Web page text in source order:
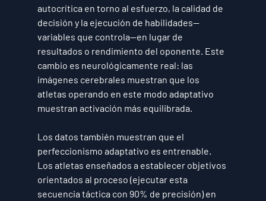
autocrítica en torno al esfuerzo, la calidad de
decisión y la ejecución de habilidades—
variables que controla—en lugar de
resultados o rendimiento del oponente. Este
cambio es neurológicamente real: las
imágenes cerebrales muestran que los
atletas operando en este modo adaptativo
muestran activación más equilibrada.
Los datos también muestran que el
perfeccionismo adaptativo es entrenable.
Los atletas enseñados a establecer objetivos
orientados al proceso (ejecutar esta
secuencia táctica con 90% de precisión) en